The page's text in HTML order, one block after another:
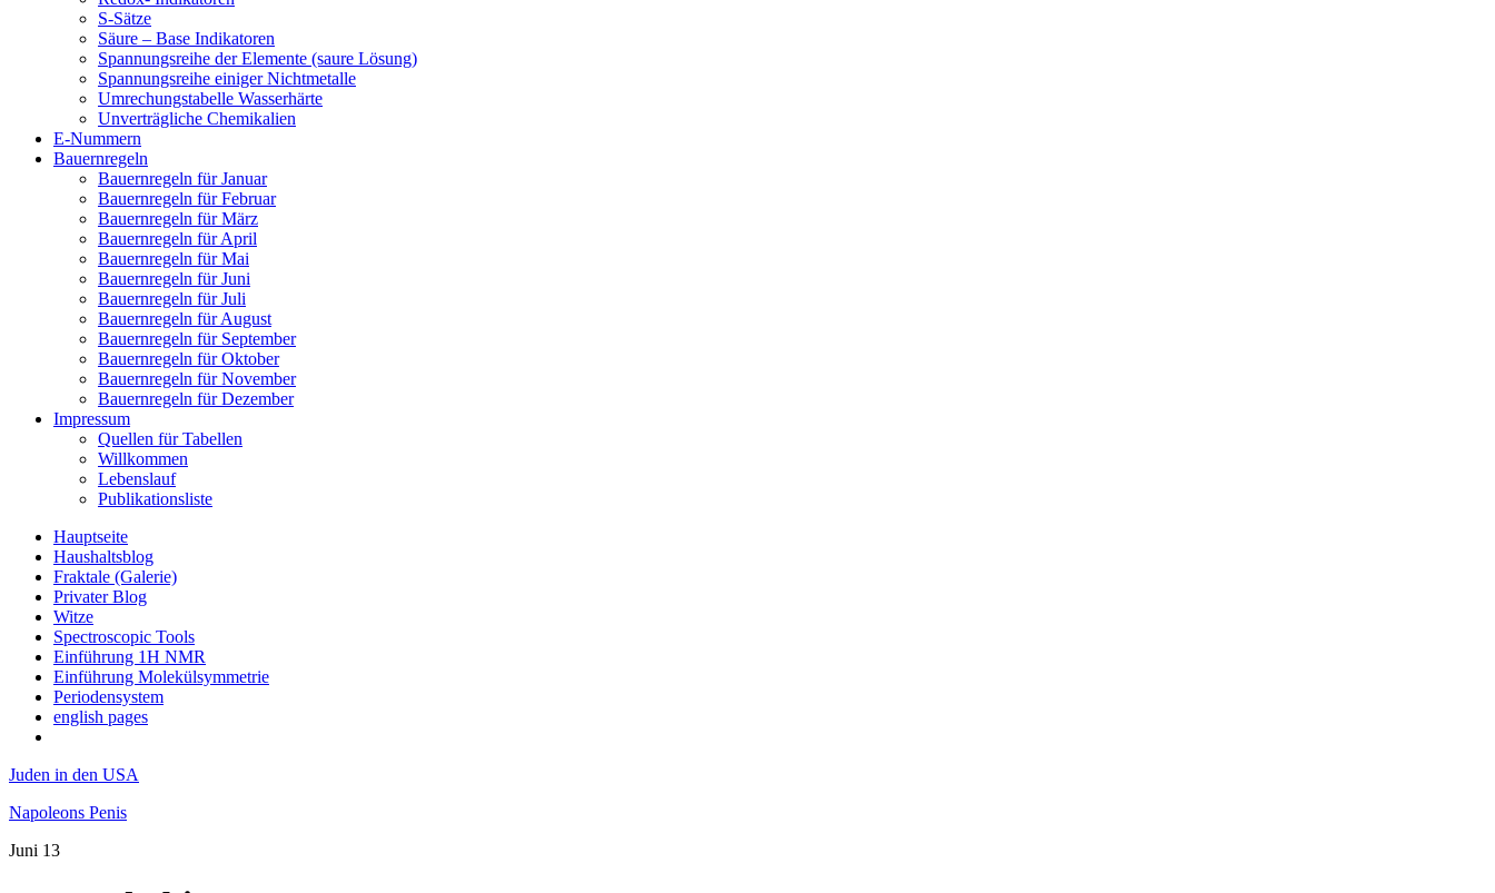
S-Sätze
Säure – Base Indikatoren
Spannungsreihe der Elemente (saure Lösung)
Spannungsreihe einiger Nichtmetalle
Umrechungstabelle Wasserhärte
Unverträgliche Chemikalien
E-Nummern
Bauernregeln
Bauernregeln für Januar
Bauernregeln für Februar
Bauernregeln für März
Bauernregeln für April
Bauernregeln für Mai
Bauernregeln für Juni
Bauernregeln für Juli
Bauernregeln für August
Bauernregeln für September
Bauernregeln für Oktober
Bauernregeln für November
Bauernregeln für Dezember
Impressum
Quellen für Tabellen
Willkommen
Lebenslauf
Publikationsliste
Hauptseite
Haushaltsblog
Fraktale (Galerie)
Privater Blog
Witze
Spectroscopic Tools
Einführung 1H NMR
Einführung Molekülsymmetrie
Periodensystem
english pages
Juden in den USA
Napoleons Penis
Juni 13